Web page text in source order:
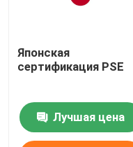
Японская
сертификация PSE
Лучшая цена